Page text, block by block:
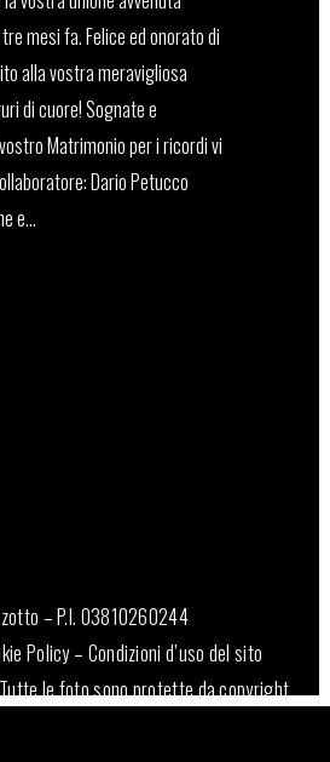
mesi fa. Felice ed onorato di
alla vostra meravigliosa
di cuore! Sognate e
Matrimonio per i ricordi vi
Dario Petucco
e...
– P.I. 03810260244
Policy– Condizioni d’uso del sito
le foto sono protette da copyright